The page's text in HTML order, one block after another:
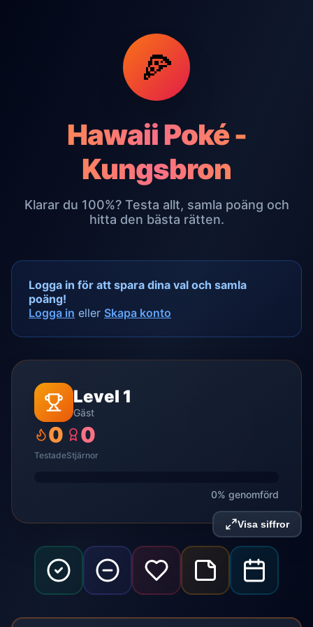
🍕
Hawaii Poké -
Kungsbron
Klarar du 100%? Testa allt, samla poäng och
hitta den bästa rätten.
Logga in för att spara dina val och samla
poäng!
Logga in eller Skapa konto
Level 1
Gäst
0
Testade
0
Stjärnor
0% genomförd
Visa siffror